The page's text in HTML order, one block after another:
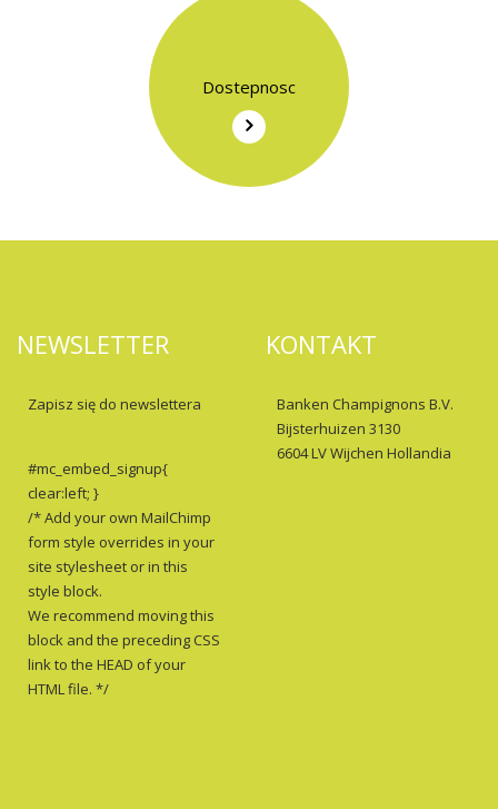
Dostepnosc
NEWSLETTER
Zapisz się do newslettera
#mc_embed_signup{
clear:left; }
/* Add your own MailChimp
form style overrides in your
site stylesheet or in this
style block.
We recommend moving this
block and the preceding CSS
link to the HEAD of your
HTML file. */
KONTAKT
Banken Champignons B.V.
Bijsterhuizen 3130
6604 LV Wijchen Hollandia